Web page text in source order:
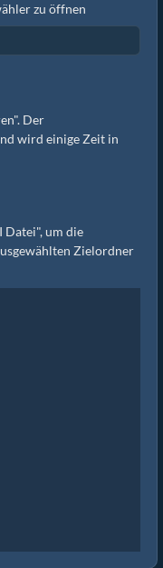
zu öffnen
Der
wird einige Zeit in
Datei", um die
Zielordner